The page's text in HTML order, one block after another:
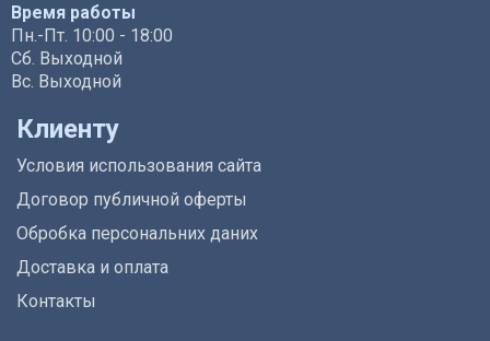
Время работы
Пн.-Пт. 10:00 - 18:00
Сб. Выходной
Вс. Выходной
Клиенту
Условия использования сайта
Договор публичной оферты
Обробка персональних даних
Доставка и оплата
Контакты